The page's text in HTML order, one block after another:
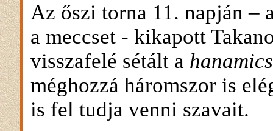
Az őszi torna 11. napján –
a meccset - kikapott
visszafelé sétált a
méghozzá háromszor is
is fel tudja venni szavait.